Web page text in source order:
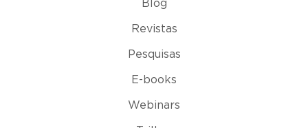
Blog
Revistas
Pesquisas
E-books
Webinars